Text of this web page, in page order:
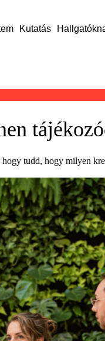
Kutatás
tudd, hogy milyen